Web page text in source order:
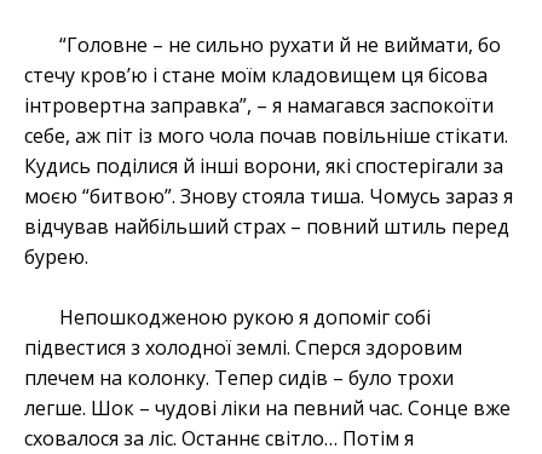
“Головне – не сильно рухати й не виймати, бо
стечу кров’ю і стане моїм кладовищем ця бісова
інтровертна заправка”, – я намагався заспокоїти
себе, аж піт із мого чола почав повільніше стікати.
Кудись поділися й інші ворони, які спостерігали за
моєю “битвою”. Знову стояла тиша. Чомусь зараз я
відчував найбільший страх – повний штиль перед
бурею.
Непошкодженою рукою я допоміг собі
підвестися з холодної землі. Сперся здоровим
плечем на колонку. Тепер сидів – було трохи
легше. Шок – чудові ліки на певний час. Сонце вже
сховалося за ліс. Останнє світло… Потім я